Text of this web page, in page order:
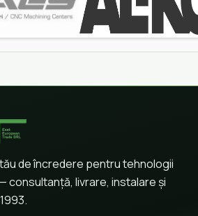
de încredere pentru tehnologii
consultanță, livrare, instalare și